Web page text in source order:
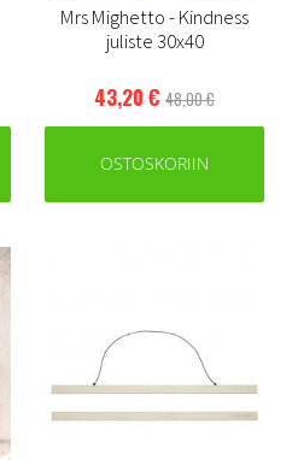
Mrs Mighetto - Kindness
juliste 30x40
43,20 € 48,00 €
OSTOSKORIIN